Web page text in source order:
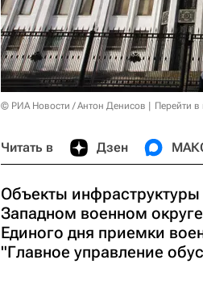
© РИА Новости / Антон Денисов Перейти
Читать в Дзен
Объекты
Западном военном
Единого дня приемки
"Главное управление